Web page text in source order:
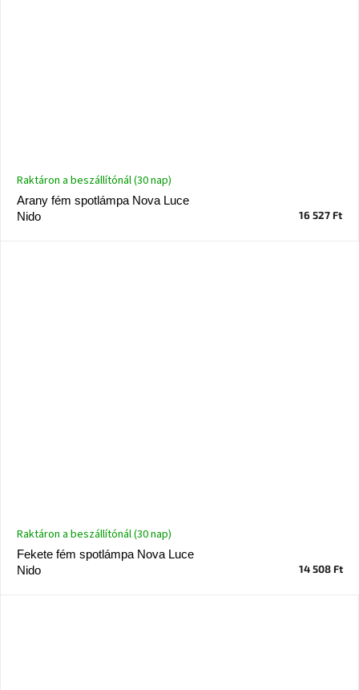
Arany fém spotlámpa Nova Luce
Nido
Raktáron a beszállítónál (30 nap)
16 527 Ft
Fekete fém spotlámpa Nova Luce
Nido
Raktáron a beszállítónál (30 nap)
14 508 Ft